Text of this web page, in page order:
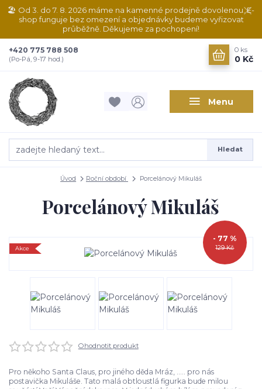
🏖️ Od 3. do 7. 8. 2026 máme na kamenné prodejně dovolenou. E-
shop funguje bez omezení a objednávky budeme vyřizovat
průběžně. Děkujeme za pochopení!
Menu
Hledat
+420 775 788 508
(Po-Pá, 9-17 hod.)
0 ks
0 Kč
Úvod Roční období Porcelánový Mikuláš
Porcelánový Mikuláš
Akce 129 Kč
- 77 %
Ohodnotit produkt
Pro někoho Santa Claus, pro jiného děda Mráz, ..... pro nás
postavička Mikuláše. Tato malá obtloustlá figurka bude milou